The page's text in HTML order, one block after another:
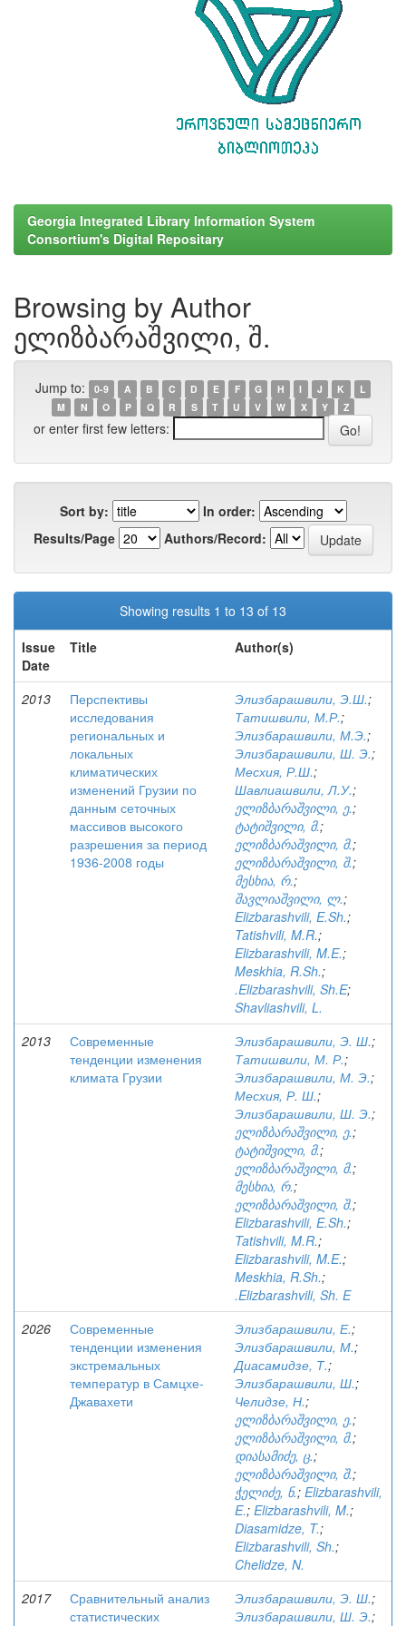
Georgia Integrated Library Information System
Consortium's Digital Repositary
Browsing by Author
ელიზბარაშვილი, შ.
Jump to: 0-9 A B C D E F G H I J K
L
M
N O P Q R S T U V W X Y Z
or enter first few letters:
Sort by:
In order:
Results/Page
Authors/Record:
Showing results 1 to 13 of 13
Issue
Date
Title Author(s)
2013
Перспективы
исследования
региональных и
локальных
климатических
изменений Грузии по
данным сеточных
массивов высокого
разрешения за период
1936-2008 годы
Элизбарашвили, Э.Ш.;
Татишвили, М.Р.;
Элизбарашвили, М.Э.;
Элизбарашвили, Ш. Э.;
Месхия, Р.Ш.;
Шавлиашвили, Л.У.;
ელიზბარაშვილი, ე.;
ტატიშვილი, მ.;
ელიზბარაშვილი, მ.;
ელიზბარაშვილი, შ.;
მესხია, რ.;
შავლიაშვილი, ლ.;
Elizbarashvili, E.Sh.;
Tatishvili, M.R.;
Elizbarashvili, M.E.;
Meskhia, R.Sh.;
.Elizbarashvili, Sh.E;
Shavliashvili, L.
2013
Современные
тенденции изменения
климата Грузии
Элизбарашвили, Э. Ш.;
Татишвили, М. Р.;
Элизбарашвили, М. Э.;
Месхия, Р. Ш.;
Элизбарашвили, Ш. Э.;
ელიზბარაშვილი, ე.;
ტატიშვილი, მ.;
ელიზბარაშვილი, მ.;
მესხია, რ.;
ელიზბარაშვილი, შ.;
Elizbarashvili, E.Sh.;
Tatishvili, M.R.;
Elizbarashvili, M.E.;
Meskhia, R.Sh.;
.Elizbarashvili, Sh. E
2026
Современные
тенденции изменения
экстремальных
температур в Самцхе-
Джавахети
Элизбарашвили, Е.;
Элизбарашвили, М.;
Диасамидзе, Т.;
Элизбарашвили, Ш.;
Челидзе, Н.;
ელიზბარაშვილი, ე.;
ელიზბარაშვილი, მ.;
დიასამიძე, ც.;
ელიზბარაშვილი, შ.;
ჭელიძე, ნ.; Elizbarashvili,
E.; Elizbarashvili, M.;
Diasamidze, T.;
Elizbarashvili, Sh.;
Chelidze, N.
2017
Сравнительный анализ
статистических
Элизбарашвили, Э. Ш.;
Элизбарашвили, Ш. Э.;